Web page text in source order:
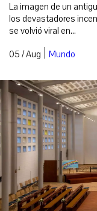
La imagen de un
los devastadores
se volvió viral en...
05 / Aug | Mundo